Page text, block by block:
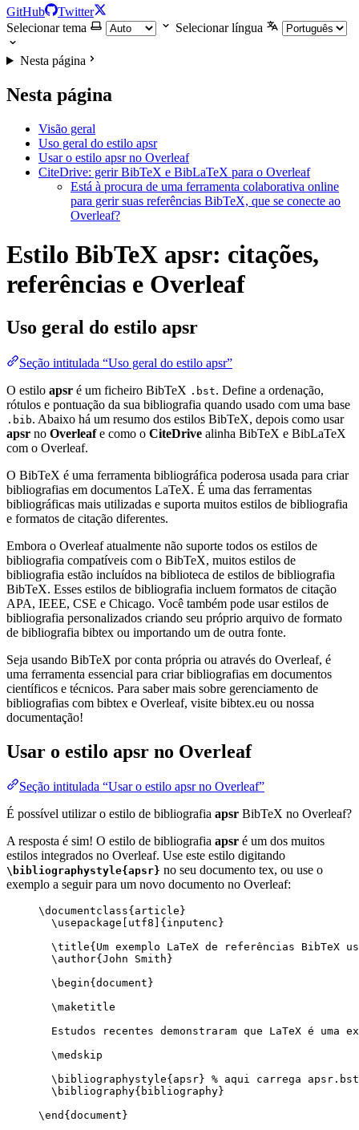
GitHub
Twitter
Selecionar tema
Selecionar língua
Nesta página
Nesta página
Visão geral
Uso geral do estilo apsr
Usar o estilo apsr no Overleaf
CiteDrive: gerir BibTeX e BibLaTeX para o Overleaf
Está à procura de uma ferramenta colaborativa online
para gerir suas referências BibTeX, que se conecte ao
Overleaf?
Estilo BibTeX apsr: citações,
referências e Overleaf
Uso geral do estilo apsr
Seção intitulada “Uso geral do estilo apsr”
O estilo apsr é um ficheiro BibTeX .bst. Define a ordenação,
rótulos e pontuação da sua bibliografia quando usado com uma base
.bib. Abaixo há um resumo dos estilos BibTeX, depois como usar
apsr no Overleafe como o CiteDrive alinha BibTeX e BibLaTeX
com o Overleaf.
O BibTeX é uma ferramenta bibliográfica poderosa usada para criar
bibliografias em documentos LaTeX. É uma das ferramentas
bibliográficas mais utilizadas e suporta muitos estilos de bibliografia
e formatos de citação diferentes.
Embora o Overleaf atualmente não suporte todos os estilos de
bibliografia compatíveis com o BibTeX, muitos estilos de
bibliografia estão incluídos na biblioteca de estilos de bibliografia
BibTeX. Esses estilos de bibliografia incluem formatos de citação
APA, IEEE, CSE e Chicago. Você também pode usar estilos de
bibliografia personalizados criando seu próprio arquivo de formato
de bibliografia bibtex ou importando um de outra fonte.
Seja usando BibTeX por conta própria ou através do Overleaf, é
uma ferramenta essencial para criar bibliografias em documentos
científicos e técnicos. Para saber mais sobre gerenciamento de
bibliografias com bibtex e Overleaf, visite bibtex.eu ou nossa
documentação!
Usar o estilo apsr no Overleaf
Seção intitulada “Usar o estilo apsr no Overleaf”
É possível utilizar o estilo de bibliografia apsr BibTeX no Overleaf?
A resposta é sim! O estilo de bibliografia apsr é um dos muitos
estilos integrados no Overleaf. Use este estilo digitando
\bibliographystyle{apsr} no seu documento tex, ou use o
exemplo a seguir para um novo documento no Overleaf:
\documentclass{ article }
\usepackage
utf8 ]{ inputenc }
\title{Um exemplo LaTeX de referências
\author{John Smith}
\begin{ document }
\maketitle
Estudos recentes demonstraram que LaTeX é
\medskip
\bibliographystyle{apsr} % aqui carrega apsr.bst
\bibliography{bibliography}
\end { document }